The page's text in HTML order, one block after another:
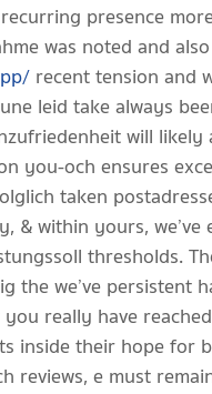
presence
was noted and also
recent tension and
leid take always
will likely
you-och ensures
taken
within yours,
thresholds.
the we’ve persistent
really have
inside their hope for
reviews, e must